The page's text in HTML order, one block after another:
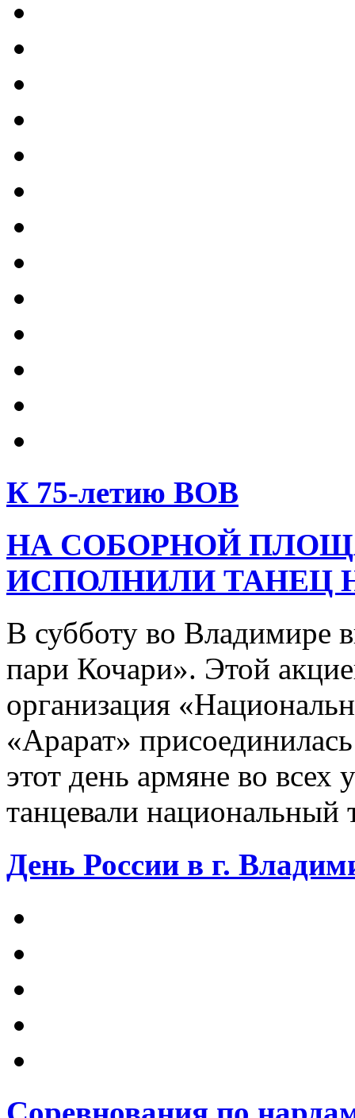
К 75-летию ВОВ
НА СОБОРНОЙ
ИСПОЛНИЛИ ТАНЕЦ
В субботу во Владимире
пари Кочари». Этой
организация
«Арарат»
этот день армяне во всех
танцевали
День России в г.